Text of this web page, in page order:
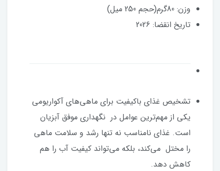
وزن: 80گرم(حجم 250 میل)
تشخیص غذای باکیفیت برای ماهی‌های آکواریومی
یکی از مهم‌ترین عوامل در نگهداری موفق آبزیان
است. غذای نامناسب نه تنها رشد و سلامت ماهی
را مختل می‌کند، بلکه می‌تواند کیفیت آب را هم
کاهش دهد.